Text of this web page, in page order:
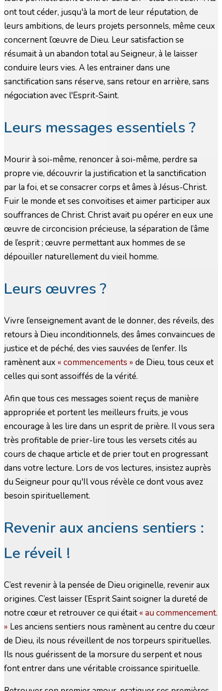
ont tout céder, jusqu'à la mort de leur réputation, de
leurs ambitions, de leurs projets personnels, même ceux
concernent l’œuvre de Dieu. Leur satisfaction se
résumait à un abandon total au Seigneur, à le laisser
conduire leurs vies. A les entrainer dans une
sanctification sans réserve, sans retour en arrière, sans
négociation avec l'Esprit-Saint.
Leurs messages essentiels ?
Mourir à soi-même, renoncer à soi-même, perdre sa
propre vie, découvrir la justification et la sanctification
par la foi, et se consacrer corps et âmes à Jésus-Christ.
Fuir le monde et ses convoitises et aimer participer aux
souffrances de Christ. Christ avait pu opérer en eux une
œuvre de circoncision précieuse, la séparation de l’âme
de l’esprit ; œuvre permettant aux hommes de se
dépouiller naturellement du vieil homme.
Leurs œuvres ?
Vivre l’enseignement avant de le donner, des réveils, des
retours à Dieu inconditionnels, des âmes convaincues de
justice et de péché, des vies sauvées de l’enfer. Ils
ramènent aux « commencements » de Dieu, tous ceux et
celles qui sont assoiffés de la vérité.
Afin que tous ces messages soient reçus de manière
appropriée et portent les meilleurs fruits, je vous
encourage à les lire dans un esprit de prière. Il vous sera
très profitable de prier-lire tous les versets cités au
cours de chaque article et de prier tout en progressant
dans votre lecture. Lors de vos lectures, insistez auprès
du Seigneur pour qu'Il vous révèle ce dont vous avez
besoin spirituellement.
Revenir aux anciens sentiers :
Le réveil !
C’est revenir à la pensée de Dieu originelle, revenir aux
origines. C’est laisser l’Esprit Saint soigner la dureté de
notre cœur et retrouver ce qui était « au commencement.
» Les anciens sentiers nous ramènent au centre du cœur
de Dieu, ils nous réveillent de nos torpeurs spirituelles.
Ils nous guérissent de la morsure du serpent et nous
font entrer dans une véritable croissance spirituelle.